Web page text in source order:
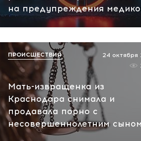
НАТО планирует и
России! Сенсационное
заявление хакеров
сегодня, 10:07
на предупреждения
Мать-извращенка из
Краснодара снимала и
продавала порно с
несовершеннолетним сыном
24 октября
ПРОИСШЕСТВИЯ